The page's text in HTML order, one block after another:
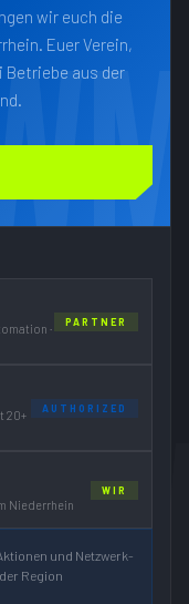
wir euch die
Euer Verein,
Betriebe aus der
·
PARTNER
20+
AUTHORIZED
Niederrhein
WIR
und Netzwerk-
Region